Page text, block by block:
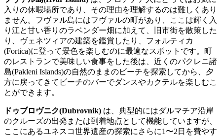
入りの休暇場所であり、その理由を理解するのは難しくあり
ません。フヴァル島にはフヴァルの町があり、ここは輝く入
り江と甘い香りのラベンダー畑に加えて、旧市街を散策した
り、ヴェネツィアの建築を鑑賞したり、フォルティカ
(Fortica)に登って景色を楽しむのに最適なスポットです。町
のレストランで美味しい食事をした後は、近くのパクレニ諸
島(Pakleni Islands)の自然のままのビーチを探索してから、夕
方に戻ってきてビーチのバーでダンスやカクテルを楽しむこ
とができます。
ドゥブロヴニク(Dubrovnik) は、典型的にはダルマチア沿岸
のクルーズの出発または到着地点として機能していますが、
ここにあるユネスコ世界遺産の探索にさらに1〜2日を費やす